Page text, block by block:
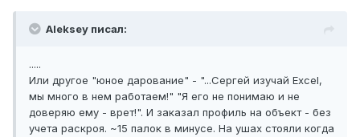
Aleksey писал:
.....
Или другое "юное дарование" - "...Сергей изучай Excel,
мы много в нем работаем!" "Я его не понимаю и не
доверяю ему - врет!". И заказал профиль на объект - без
учета раскроя. ~15 палок в минусе. На ушах стояли когда